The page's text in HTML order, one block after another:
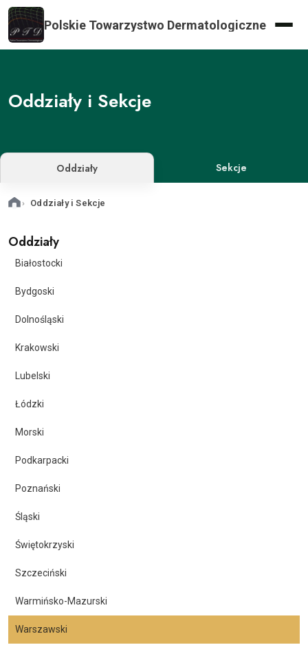
Polskie Towarzystwo Dermatologiczne
Sekcje
Aktualności
Konferencje
Sukcesy
nagrody
Członkostwo
Rekomendacje
Oddziały i Sekcje
Oddziały Sekcje
Oddziały i Sekcje
Oddziały
Białostocki
Bydgoski
Dolnośląski
Krakowski
Lubelski
Łódzki
Morski
Podkarpacki
Poznański
Śląski
Świętokrzyski
Szczeciński
Warmińsko-Mazurski
Warszawski